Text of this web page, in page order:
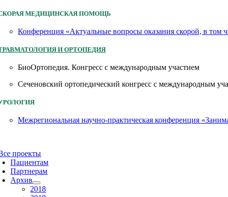
МЕДИЦИНСКАЯ ПОМОЩЬ
Конференция «Актуальные вопросы оказания скорой, в
И ОРТОПЕДИЯ
БиоОртопедия. Конгресс с международным участием
Сеченовский ортопедический конгресс с международным
Межрегиональная научно-практическая конференция
проекты
Пациентам
Партнерам
Архив
2018